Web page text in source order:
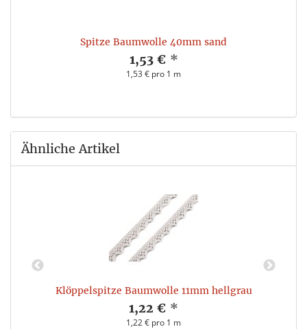
Spitze Baumwolle 40mm sand
1,53 € *
1,53 € pro 1 m
Ähnliche Artikel
Klöppelspitze Baumwolle 11mm hellgrau
1,22 € *
1,22 € pro 1 m